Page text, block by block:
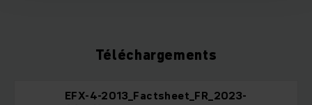
Téléchargements
EFX-4-2013_Factsheet_FR_2023-